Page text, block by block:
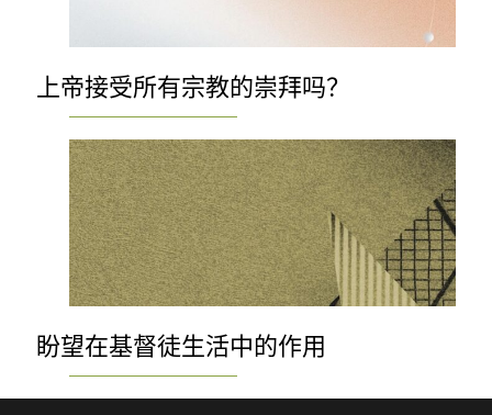
上帝接受所有宗教的崇拜吗？
盼望在基督徒生活中的作用